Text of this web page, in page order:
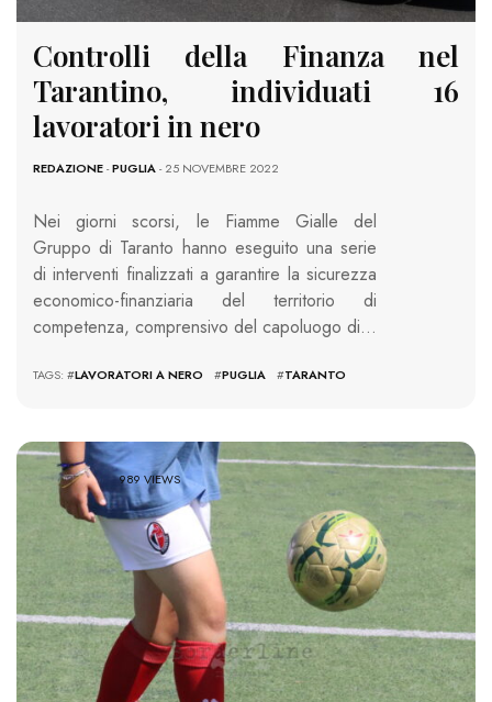
Controlli della Finanza nel
Tarantino, individuati 16
lavoratori in nero
REDAZIONE-PUGLIA- 25 NOVEMBRE 2022
Nei giorni scorsi, le Fiamme Gialle del
Gruppo di Taranto hanno eseguito una serie
di interventi finalizzati a garantire la sicurezza
economico-finanziaria del territorio di
competenza, comprensivo del capoluogo di…
TAGS: #LAVORATORI A NERO #PUGLIA #TARANTO
989 VIEWS